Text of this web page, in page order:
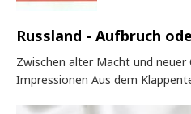
Russland - Aufbruch
Zwischen alter Macht und neuer
Impressionen Aus dem